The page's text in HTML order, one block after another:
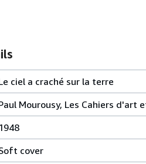
ciel a craché sur la terre
Mourousy, Les Cahiers d'art
1948
cover